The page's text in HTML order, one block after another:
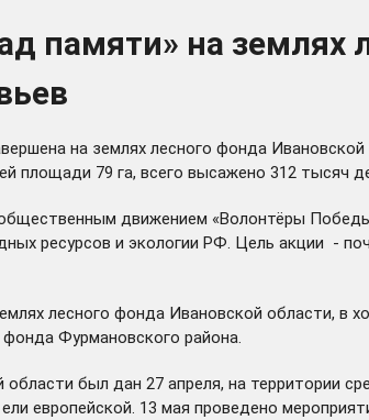
памяти» на землях
на землях лесного фонда
площади 79 га, всего высажено 312 тысяч
движением «Волонтёры
ресурсов и экологии РФ. Цель акции -
лесного фонда Ивановской области, в
Фурмановского района.
был дан 27 апреля, на территории
европейской. 13 мая проведено